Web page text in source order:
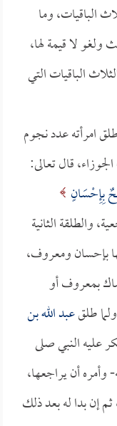
الباقيات، وما
لا قيمة لها،
الباقيات التي
امرأته عدد نجوم
قال تعالى:
بِإِحْسَانٍ
والطلقة الثانية
بإحسان ومعروف،
بمعروف أو
طلقعبد الله بن
عليه النبي صلى
وأمره أن يراجعها،
إن بدا له بعد ذلك